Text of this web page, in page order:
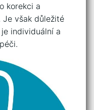
korekci ‍a
však důležité
individuální a